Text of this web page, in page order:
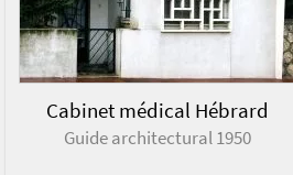
Cabinet médical Hébrard
Guide architectural 1950